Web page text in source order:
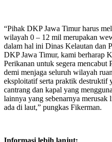
“Pihak DKP Jawa Timur harus
wilayah 0 – 12 mil merupakan
dalam hal ini Dinas Kelautan dan
DKP Jawa Timur, kami berharap
Perikanan untuk segera
demi menjaga seluruh wilayah
eksploitatif serta praktik destruktif
cantrang dan kapal yang
lainnya yang sebenarnya merusak
ada di laut,” pungkas Fikerman.
Informasi lebih lanjut: